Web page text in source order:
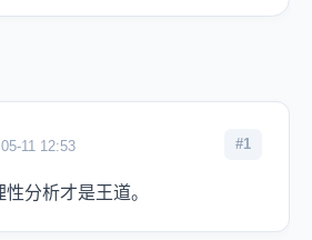
05-11 12:53 #1
分析才是王道。